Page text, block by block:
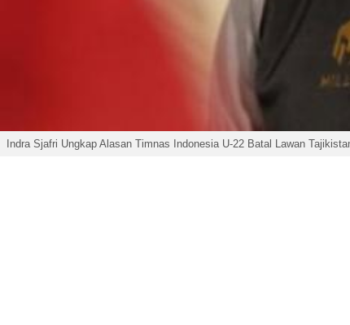
Indra Sjafri Ungkap Alasan Timnas Indonesia U-22 Batal Lawan